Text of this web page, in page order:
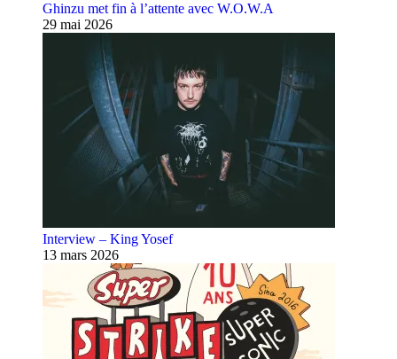
Ghinzu met fin à l’attente avec W.O.W.A
29 mai 2026
Interview – King Yosef
13 mars 2026